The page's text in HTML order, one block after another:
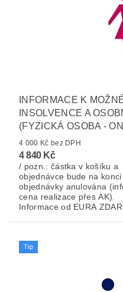
INFORMACE K
INSOLVENCE A
(FYZICKÁ OSOBA -
4 000 Kč bez DPH
4 840 Kč
/ pozn.: částka v košíku a
objednávce bude na konci
objednávky anulována
cena realizace přes AK).
Informace od EURA
Tip